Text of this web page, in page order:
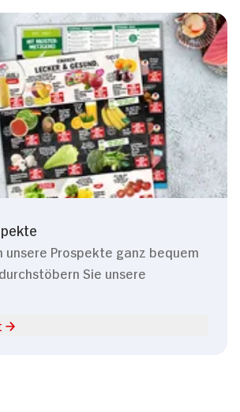
unsere Prospekte ganz bequem
Sie unsere